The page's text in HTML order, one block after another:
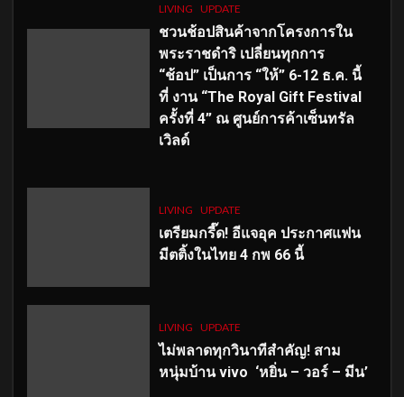
LIVING UPDATE
ชวนช้อปสินค้าจากโครงการใน
พระราชดำริ เปลี่ยนทุกการ
“ช้อป” เป็นการ “ให้” 6-12 ธ.ค. นี้
ที่ งาน “The Royal Gift Festival
ครั้งที่ 4” ณ ศูนย์การค้าเซ็นทรัล
เวิลด์
LIVING UPDATE
เตรียมกรี๊ด! อีแจอุค ประกาศแฟน
มีตติ้งในไทย 4 กพ 66 นี้
LIVING UPDATE
ไม่พลาดทุกวินาทีสำคัญ! สาม
หนุ่มบ้าน vivo ‘หยิ่น – วอร์ – มีน’